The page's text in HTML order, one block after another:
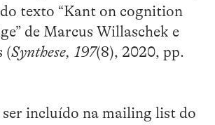
texto “Kant on cognition
de Marcus Willaschek e
(Synthese, 197(8), 2020, pp.
ser incluído na mailing list do